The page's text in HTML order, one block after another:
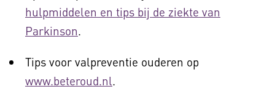
hulpmiddelen en tips bij de ziekte van
Parkinson.
Tips voor valpreventie ouderen op
www.beteroud.nl.